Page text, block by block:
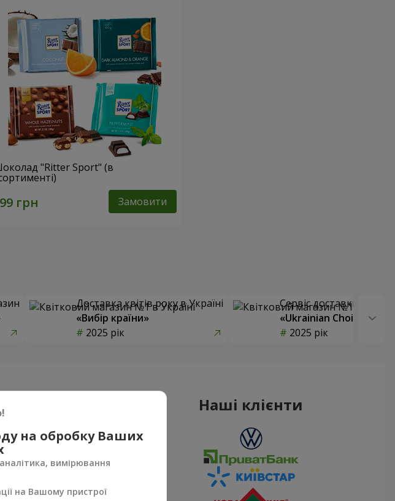
"Ritter Sport" (в
Замовити
Доставка квітів року в Україні
«Вибір країни»
2025 рік
Сервіс доставки квітів
«Ukrainian Choice»
2025 рік
Наші клієнти
на обробку Ваших
вимірювання
на Вашому пристрої